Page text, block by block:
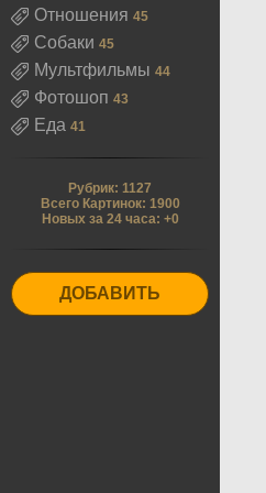
Отношения 45
Собаки 45
Мультфильмы 44
Фотошоп 43
Еда 41
Рубрик: 1127
Всего Картинок: 1900
Новых за 24 часа: +0
ДОБАВИТЬ